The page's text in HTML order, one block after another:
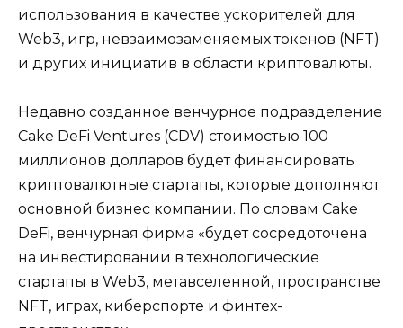
использования в качестве ускорителей для
Web3, игр, невзаимозаменяемых токенов (NFT)
и других инициатив в области криптовалюты.
Недавно созданное венчурное подразделение
Cake DeFi Ventures (CDV) стоимостью 100
миллионов долларов будет финансировать
криптовалютные стартапы, которые дополняют
основной бизнес компании. По словам Cake
DeFi, венчурная фирма «будет сосредоточена
на инвестировании в технологические
стартапы в Web3, метавселенной, пространстве
NFT, играх, киберспорте и финтех-